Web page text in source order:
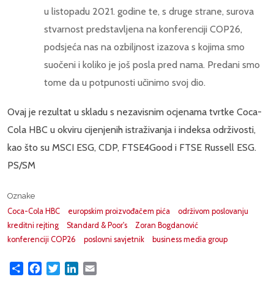
u listopadu 2021. godine te, s druge strane, surova
stvarnost predstavljena na konferenciji COP26,
podsjeća nas na ozbiljnost izazova s kojima smo
suočeni i koliko je još posla pred nama. Predani smo
tome da u potpunosti učinimo svoj dio.
Ovaj je rezultat u skladu s nezavisnim ocjenama tvrtke Coca-
Cola HBC u okviru cijenjenih istraživanja i indeksa održivosti,
kao što su MSCI ESG, CDP, FTSE4Good i FTSE Russell ESG.
PS/SM
Oznake
Coca-Cola HBC
europskim proizvođačem pića
održivom poslovanju
kreditni rejting
Standard & Poor's
Zoran Bogdanović
konferenciji COP26
poslovni savjetnik business media group
Share FacebookTwitterLinkedIn